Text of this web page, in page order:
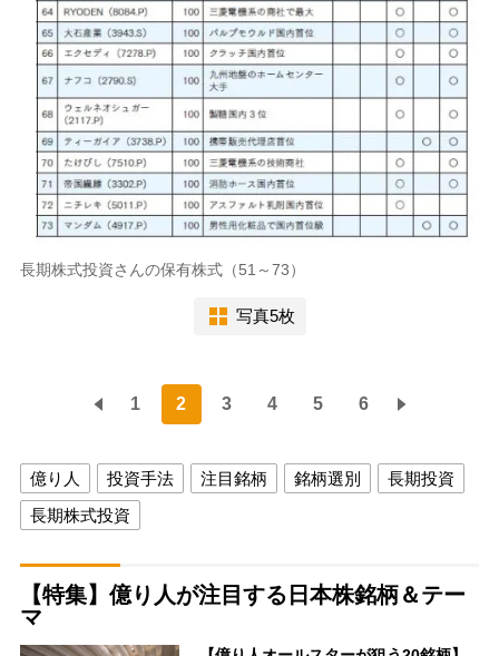
長期株式投資さんの保有株式（51～73）
写真5枚
1 2 3 4 5 6
億り人 投資手法 注目銘柄 銘柄選別
長期投資
長期株式投資
【特集】億り人が注目する日本株銘柄＆テー
マ